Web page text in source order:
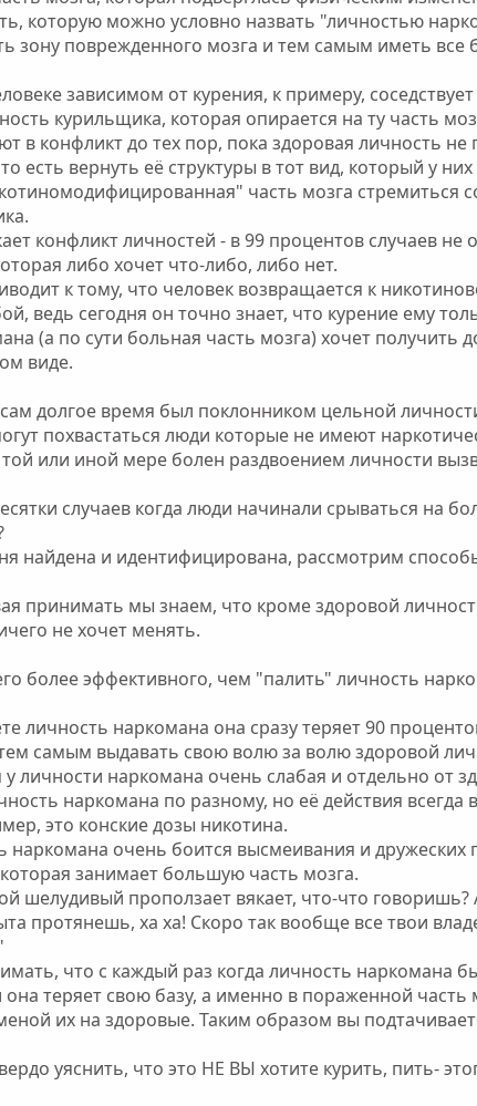
которую можно условно назвать "личностью
зону поврежденного мозга и тем самым иметь
зависимом от курения, к примеру,
курильщика, которая опирается на ту часть
в конфликт до тех пор, пока здоровая личность
есть вернуть её структуры в тот вид, который у
часть мозга стремиться
конфликт личностей - в 99 процентов случаев
либо хочет что-либо, либо нет.
к тому, что человек возвращается к
ведь сегодня он точно знает, что курение ему
(а по сути больная часть мозга) хочет
виде.
долгое время был поклонником цельной
похвастаться люди которые не имеют
или иной мере болен раздвоением личности
случаев когда люди начинали срываться на
найдена и идентифицирована, рассмотрим
принимать мы знаем, что кроме здоровой
не хочет менять.
более эффективного, чем "палить" личность
личность наркомана она сразу теряет 90
самым выдавать свою волю за волю здоровой
личности наркомана очень слабая и отдельно от
наркомана по разному, но её действия
это конские дозы никотина.
наркомана очень боится высмеивания и
занимает большую часть мозга.
шелудивый проползает вякает, что-что
протянешь, ха ха! Скоро так вообще все твои
что с каждый раз когда личность
она теряет свою базу, а именно в пораженной
их на здоровые. Таким образом вы
уяснить, что это НЕ ВЫ хотите курить, пить-